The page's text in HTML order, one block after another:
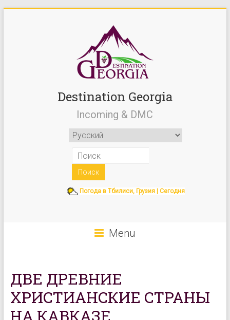
Destination Georgia
Incoming & DMC
Погода в Тбилиси, Грузия | Сегодня
Menu
ДВЕ ДРЕВНИЕ
ХРИСТИАНСКИЕ СТРАНЫ
НА КАВКАЗЕ